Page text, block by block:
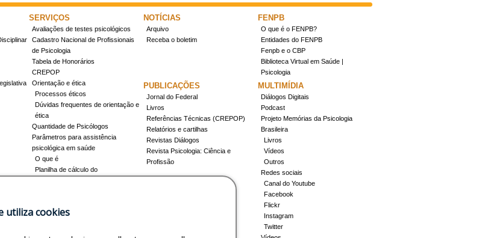
SERVIÇOS
Avaliações de testes psicológicos
Cadastro Nacional de Profissionais
de Psicologia
Tabela de Honorários
CREPOP
Orientação e ética
Processos éticos
Dúvidas frequentes de orientação e
ética
Quantidade de Psicólogos
Parâmetros para assistência
psicológica em saúde
O que é
Planilha de cálculo do
Registro de Especialista
NOTÍCIAS
Arquivo
Receba o boletim
FENPB
O que é o FENPB?
Entidades do FENPB
Fenpb e o CBP
Biblioteca Virtual em Saúde |
Psicologia
PUBLICAÇÕES
Jornal do Federal
Livros
Referências Técnicas (CREPOP)
Relatórios e cartilhas
Revistas Diálogos
Revista Psicologia: Ciência e
Profissão
MULTIMÍDIA
Diálogos Digitais
Podcast
Projeto Memórias da Psicologia
Brasileira
Livros
Vídeos
Outros
Redes sociais
Canal do Youtube
Facebook
Flickr
Instagram
Twitter
utiliza cookies